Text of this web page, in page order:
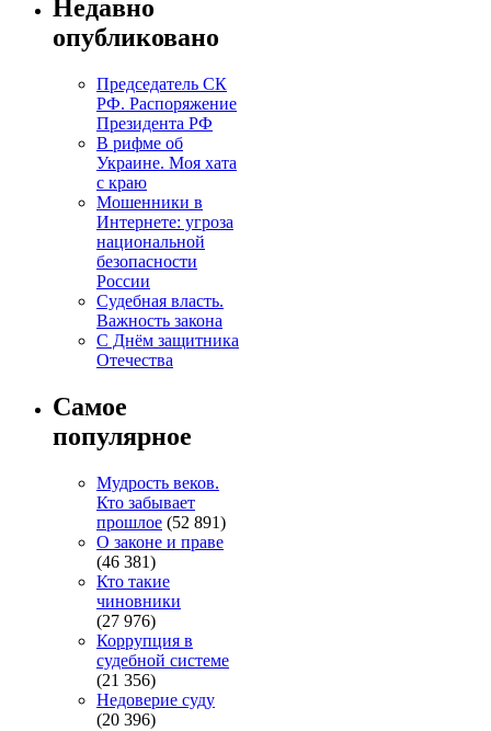
Недавно
опубликовано
Председатель СК
РФ. Распоряжение
Президента РФ
В рифме об
Украине. Моя хата
с краю
Мошенники в
Интернете: угроза
национальной
безопасности
России
Судебная власть.
Важность закона
С Днём защитника
Отечества
Самое
популярное
Мудрость веков.
Кто забывает
прошлое (52 891)
О законе и праве
(46 381)
Кто такие
чиновники
(27 976)
Коррупция в
судебной системе
(21 356)
Недоверие суду
(20 396)